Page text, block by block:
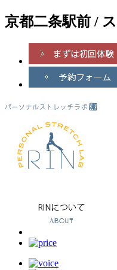
京都二条駅前 /